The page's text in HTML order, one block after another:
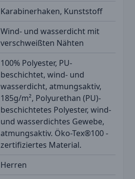
Karabinerhaken, Kunststoff
Wind- und wasserdicht mit
verschweißten Nähten
100% Polyester, PU-
beschichtet, wind- und
wasserdicht, atmungsaktiv,
185g/m², Polyurethan (PU)-
beschichtetes Polyester, wind-
und wasserdichtes Gewebe,
atmungsaktiv. Öko-Tex®100 -
zertifiziertes Material.
Herren